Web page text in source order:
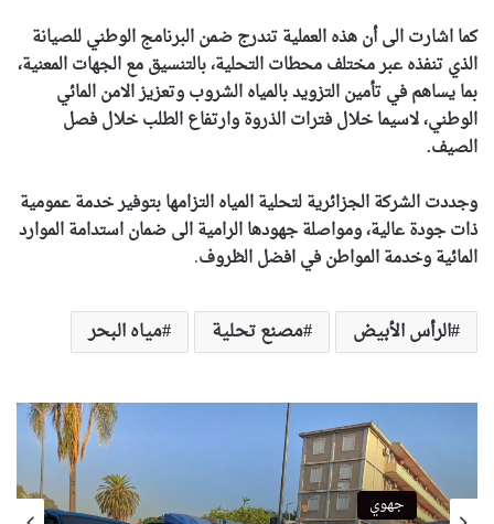
كما اشارت الى أن هذه العملية تندرج ضمن البرنامج الوطني للصيانة
الذي تنفذه عبر مختلف محطات التحلية، بالتنسيق مع الجهات المعنية،
بما يساهم في تأمين التزويد بالمياه الشروب وتعزيز الامن المائي
الوطني، لاسيما خلال فترات الذروة وارتفاع الطلب خلال فصل
الصيف.
وجددت الشركة الجزائرية لتحلية المياه التزامها بتوفير خدمة عمومية
ذات جودة عالية، ومواصلة جهودها الرامية الى ضمان استدامة الموارد
المائية وخدمة المواطن في افضل الظروف.
الرأس الأبيض مصنع تحلية مياه البحر
جهوي